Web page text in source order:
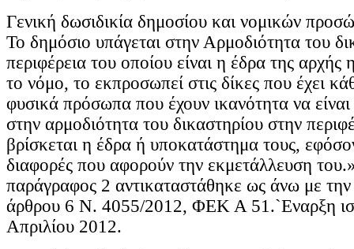
Γενική δωσιδικία δημοσίου και νομικών
Το δημόσιο υπάγεται στην Αρμοδιότητα του
περιφέρεια του οποίου είναι η έδρα της
το νόμο, το εκπροσωπεί στις δίκες που έχει
φυσικά πρόσωπα που έχουν ικανότητα να είναι
στην αρμοδιότητα του δικαστηρίου στην
βρίσκεται η έδρα ή υποκατάστημα τους,
διαφορές που αφορούν την εκμετάλλευση
παράγραφος 2 αντικαταστάθηκε ως άνω με
άρθρου 6 Ν. 4055/2012, ΦΕΚ Α 51.`Εναρξη
Απριλίου 2012.